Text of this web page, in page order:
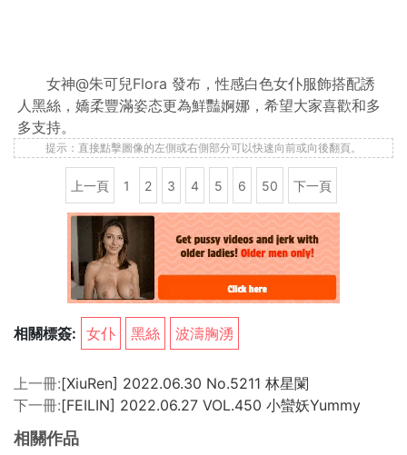
女神@朱可兒Flora 發布，性感白色女仆服飾搭配誘
人黑絲，嬌柔豐滿姿态更為鮮豔婀娜，希望大家喜歡和多
多支持。
提示：直接點擊圖像的左側或右側部分可以快速向前或向後翻頁。
上一頁 1 2 3 4 5 6 50 下一頁
相關標簽: 女仆 黑絲 波濤胸湧
上一冊:[XiuRen] 2022.06.30 No.5211 林星闌
下一冊:[FEILIN] 2022.06.27 VOL.450 小蠻妖Yummy
相關作品